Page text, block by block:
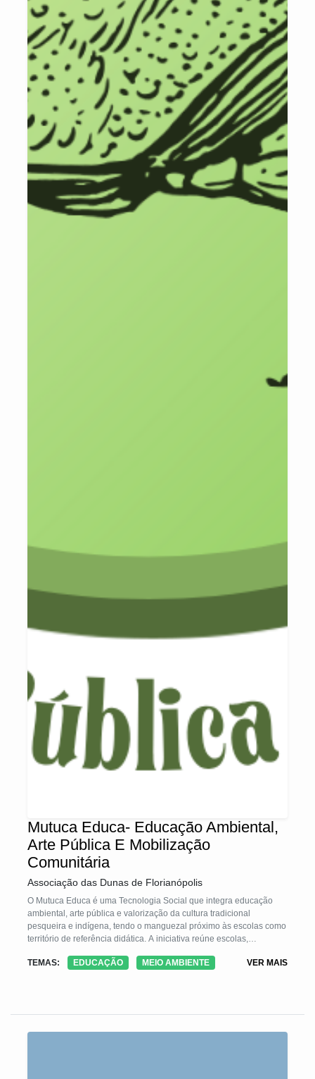
Mutuca Educa- Educação Ambiental,
Arte Pública E Mobilização
Comunitária
Associação das Dunas de Florianópolis
O Mutuca Educa é uma Tecnologia Social que integra educação
ambiental, arte pública e valorização da cultura tradicional
pesqueira e indígena, tendo o manguezal próximo às escolas como
território de referência didática. A iniciativa reúne escolas,
saberes científicos e tradicionais, transformando o manguezal em
mobilização social, desenvolvendo roteiros ecopedagógicos,
TEMAS: EDUCAÇÃO MEIO AMBIENTE VER MAIS